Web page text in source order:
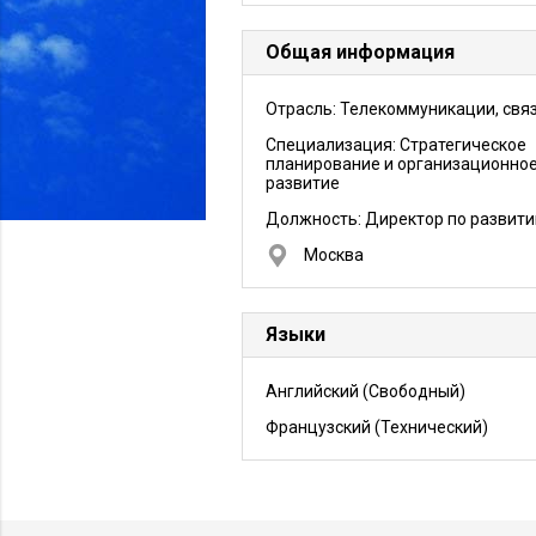
Общая информация
Отрасль: Телекоммуникации,
Специализация: Стратегическое
планирование и организационное
развитие
Должность: Директор по
Москва
Языки
Английский (Свободный)
Французский (Технический)